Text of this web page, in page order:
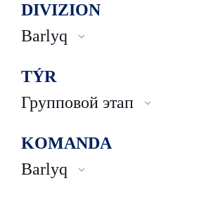
DIVIZION
Barlyq
TÝR
Групповой этап
KOMANDA
Barlyq